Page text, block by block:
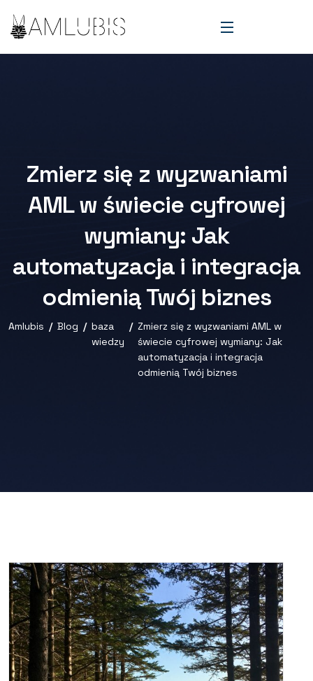
Zmierz się z wyzwaniami
AML w świecie cyfrowej
wymiany: Jak
automatyzacja i integracja
odmienią Twój biznes
Amlubis Blog
baza
wiedzy
Zmierz się z wyzwaniami AML w
świecie cyfrowej wymiany: Jak
automatyzacja i integracja
odmienią Twój biznes